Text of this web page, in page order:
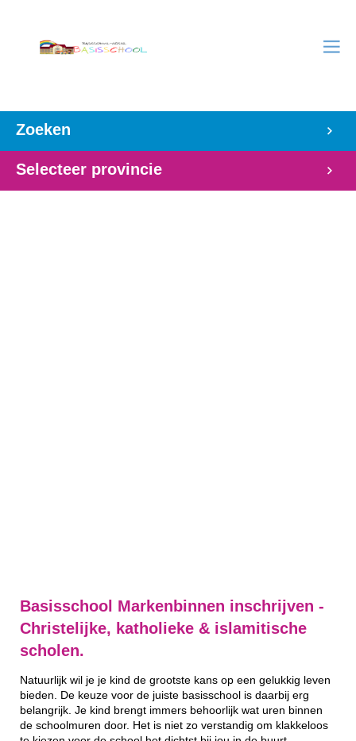
Zoeken
Selecteer provincie
Basisschool Markenbinnen inschrijven -
Christelijke, katholieke & islamitische
scholen.
Natuurlijk wil je je kind de grootste kans op een gelukkig leven
bieden. De keuze voor de juiste basisschool is daarbij erg
belangrijk. Je kind brengt immers behoorlijk wat uren binnen
de schoolmuren door. Het is niet zo verstandig om klakkeloos